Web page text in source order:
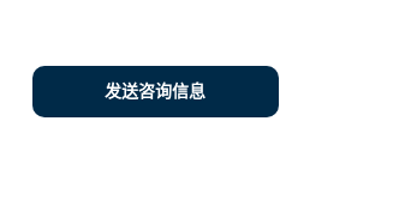
发送咨询信息